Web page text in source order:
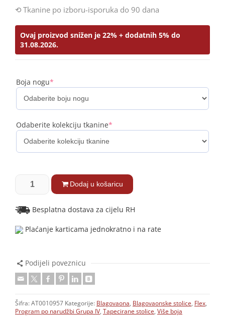
Tkanine po izboru-isporuka do 90 dana
Ovaj proizvod snižen je 22% + dodatnih 5% do
31.08.2026.
Boja nogu*
Odaberite kolekciju tkanine*
Dodaj u košaricu
Besplatna dostava za cijelu RH
Plaćanje karticama jednokratno i na rate
Podijeli poveznicu
Šifra: AT0010957 Kategorije: Blagovaona, Blagovaonske stolice, Flex,
Program po narudžbi Grupa IV, Tapecirane stolice, Više boja